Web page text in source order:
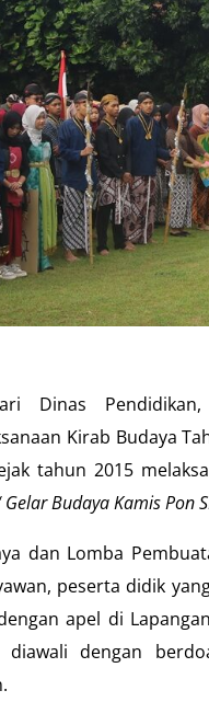
Dinas
Kirab Budaya
tahun 2015
Gelar Budaya Kamis Pon
dan Lomba
peserta didik
apel di
dengan